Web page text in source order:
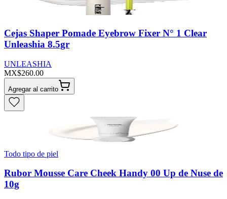
Cejas Shaper Pomade Eyebrow Fixer N° 1 Clear
Unleashia 8.5gr
UNLEASHIA
MX$260.00
Agregar al carrito
Todo tipo de piel
Rubor Mousse Care Cheek Handy 00 Up de Nuse de
10g